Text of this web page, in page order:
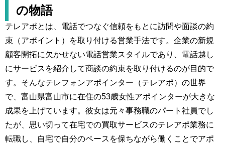
の物語
テレアポとは、電話でつなぐ信頼をもとに訪問や面談の約
束（アポイント）を取り付ける営業手法です。企業の新規
顧客開拓に欠かせない電話営業スタイルであり、電話越し
にサービスを紹介して商談の約束を取り付けるのが目的で
す。そんなテレフォンアポインター（テレアポ）の世界
で、富山県富山市に在住の53歳女性アポインターが大きな
成果を上げています。彼女は元々事務職のパート社員でし
たが、思い切って在宅での買取サービスのテレアポ業務に
転職し、自宅で自分のペースを保ちながら働くことでアポ